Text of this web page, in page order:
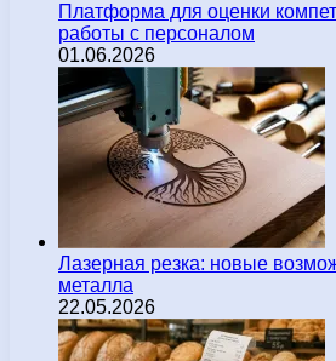
Платформа для оценки
работы с персоналом
01.06.2026
Лазерная резка: новые
металла
22.05.2026